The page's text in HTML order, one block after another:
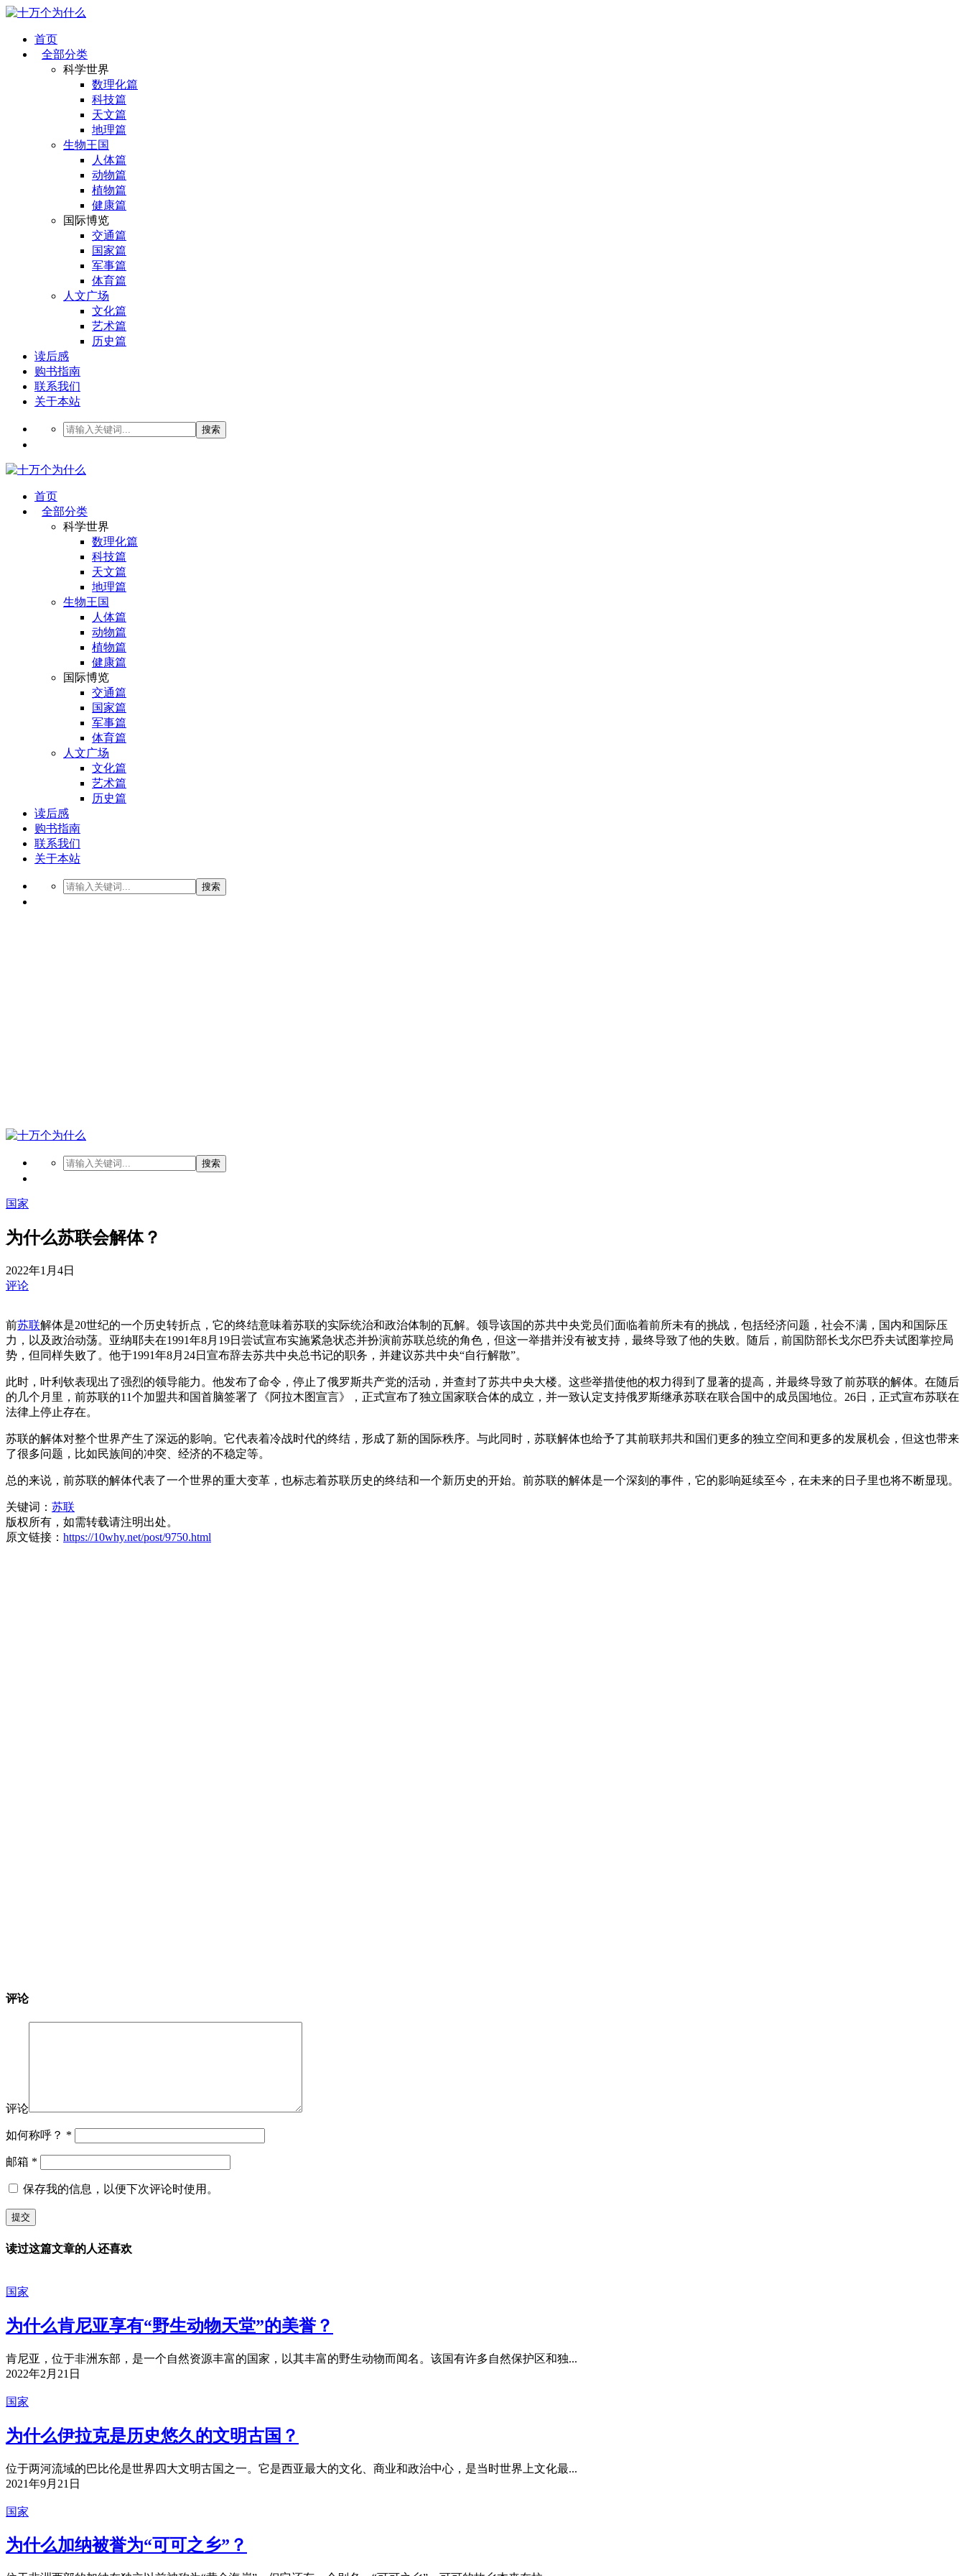
首页
全部分类
科学世界
数理化篇
科技篇
天文篇
地理篇
生物王国
人体篇
动物篇
植物篇
健康篇
国际博览
交通篇
国家篇
军事篇
体育篇
人文广场
文化篇
艺术篇
历史篇
读后感
购书指南
联系我们
关于本站
搜索
首页
全部分类
科学世界
数理化篇
科技篇
天文篇
地理篇
生物王国
人体篇
动物篇
植物篇
健康篇
国际博览
交通篇
国家篇
军事篇
体育篇
人文广场
文化篇
艺术篇
历史篇
读后感
购书指南
联系我们
关于本站
搜索
搜索
国家
为什么苏联会解体？
2022年1月4日
评论
前苏联解体是20世纪的一个历史转折点，它的终结意味着苏联的实际统治和政治体制的瓦解。领导该国的苏共中央党员们面临着前所未有的挑战，包括经济问题，社会不满，国内和国际压
力，以及政治动荡。亚纳耶夫在1991年8月19日尝试宣布实施紧急状态并扮演前苏联总统的角色，但这一举措并没有被支持，最终导致了他的失败。随后，前国防部长戈尔巴乔夫试图掌控局
势，但同样失败了。他于1991年8月24日宣布辞去苏共中央总书记的职务，并建议苏共中央“自行解散”。
此时，叶利钦表现出了强烈的领导能力。他发布了命令，停止了俄罗斯共产党的活动，并查封了苏共中央大楼。这些举措使他的权力得到了显著的提高，并最终导致了前苏联的解体。在随后
的几个月里，前苏联的11个加盟共和国首脑签署了《阿拉木图宣言》，正式宣布了独立国家联合体的成立，并一致认定支持俄罗斯继承苏联在联合国中的成员国地位。26日，正式宣布苏联在
法律上停止存在。
苏联的解体对整个世界产生了深远的影响。它代表着冷战时代的终结，形成了新的国际秩序。与此同时，苏联解体也给予了其前联邦共和国们更多的独立空间和更多的发展机会，但这也带来
了很多问题，比如民族间的冲突、经济的不稳定等。
总的来说，前苏联的解体代表了一个世界的重大变革，也标志着苏联历史的终结和一个新历史的开始。前苏联的解体是一个深刻的事件，它的影响延续至今，在未来的日子里也将不断显现。
关键词： 苏联
版权所有，如需转载请注明出处。
原文链接： https://10why.net/post/9750.html
评论
评论
如何称呼？ *
邮箱 *
保存我的信息，以便下次评论时使用。
读过这篇文章的人还喜欢
国家
为什么肯尼亚享有“野生动物天堂”的美誉？
肯尼亚，位于非洲东部，是一个自然资源丰富的国家，以其丰富的野生动物而闻名。该国有许多自然保护区和独...
2022年2月21日
国家
为什么伊拉克是历史悠久的文明古国？
位于两河流域的巴比伦是世界四大文明古国之一。它是西亚最大的文化、商业和政治中心，是当时世界上文化最...
2021年9月21日
国家
为什么加纳被誉为“可可之乡”？